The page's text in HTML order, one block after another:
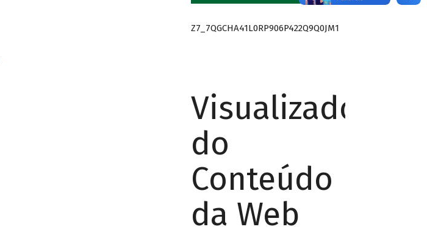
Z7_7QGCHA41L0RP906P422Q9Q0JM1
Visualizador
do
Conteúdo
da Web